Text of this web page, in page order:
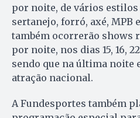
por noite, de vários
sertanejo, forró, axé, MPB
também ocorrerão shows
por noite, nos dias 15, 16,
sendo que na última noite
atração nacional.
A Fundesportes também